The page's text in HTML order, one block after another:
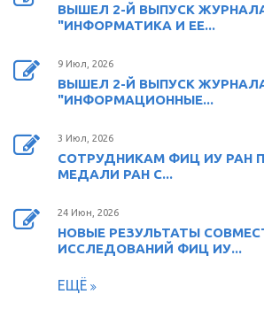
ВЫШЕЛ 2-Й ВЫПУСК
"ИНФОРМАТИКА И ЕЕ...
9 Июл, 2026
ВЫШЕЛ 2-Й ВЫПУСК
"ИНФОРМАЦИОННЫЕ...
3 Июл, 2026
СОТРУДНИКАМ ФИЦ ИУ РАН
МЕДАЛИ РАН С...
24 Июн, 2026
НОВЫЕ РЕЗУЛЬТАТЫ
ИССЛЕДОВАНИЙ ФИЦ ИУ...
ЕЩЁ